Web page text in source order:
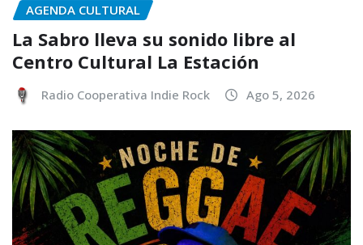
AGENDA CULTURAL
La Sabro lleva su sonido libre al
Centro Cultural La Estación
Radio Cooperativa Indie Rock Ago 5, 2026